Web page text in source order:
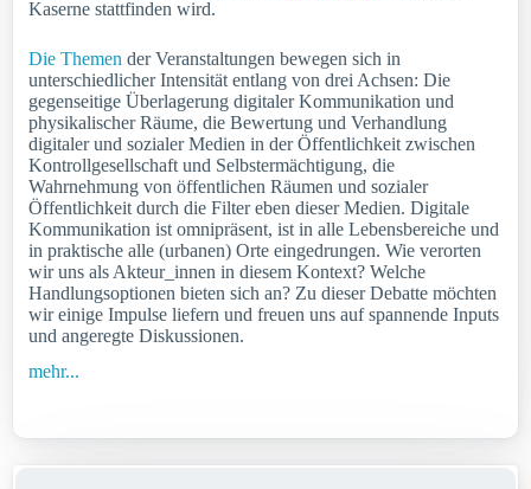
Kaserne stattfinden wird.
Die Themen der Veranstaltungen bewegen sich in
unterschiedlicher Intensität entlang von drei Achsen: Die
gegenseitige Überlagerung digitaler Kommunikation und
physikalischer Räume, die Bewertung und Verhandlung
digitaler und sozialer Medien in der Öffentlichkeit zwischen
Kontrollgesellschaft und Selbstermächtigung, die
Wahrnehmung von öffentlichen Räumen und sozialer
Öffentlichkeit durch die Filter eben dieser Medien. Digitale
Kommunikation ist omnipräsent, ist in alle Lebensbereiche und
in praktische alle (urbanen) Orte eingedrungen. Wie verorten
wir uns als Akteur_innen in diesem Kontext? Welche
Handlungsoptionen bieten sich an? Zu dieser Debatte möchten
wir einige Impulse liefern und freuen uns auf spannende Inputs
und angeregte Diskussionen.
mehr...